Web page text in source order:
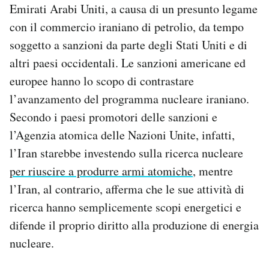
AREA PERSONALE
Area Personale
Newsletter
Notifiche mobile
Regala il Post
Hai bisogno di aiuto?
Esci
Emirati Arabi Uniti, a causa di un presunto legame
con il commercio iraniano di petrolio, da tempo
soggetto a sanzioni da parte degli Stati Uniti e di
altri paesi occidentali. Le sanzioni americane ed
europee hanno lo scopo di contrastare
l’avanzamento del programma nucleare iraniano.
Secondo i paesi promotori delle sanzioni e
l’Agenzia atomica delle Nazioni Unite, infatti,
l’Iran starebbe investendo sulla ricerca nucleare
per riuscire a produrre armi atomiche, mentre
l’Iran, al contrario, afferma che le sue attività di
ricerca hanno semplicemente scopi energetici e
difende il proprio diritto alla produzione di energia
nucleare.